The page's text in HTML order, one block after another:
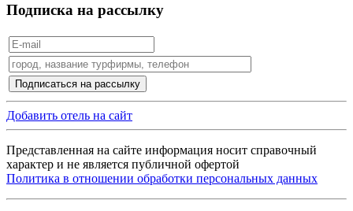
Подписка на рассылку
Добавить отель на сайт
Представленная на сайте информация носит справочный
характер и не является публичной офертой
Политика в отношении обработки персональных данных